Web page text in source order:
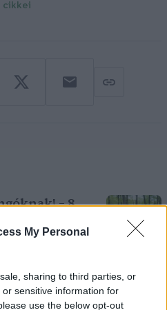
My Personal
sharing to third parties, or
sensitive information for
use the below opt-out
cikkei
– 8